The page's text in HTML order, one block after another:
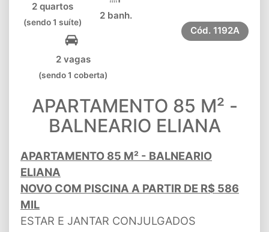
2 quartos
(sendo 1 suíte)
2 banh.
2 vagas
(sendo 1 coberta)
Cód. 1192A
APARTAMENTO 85 M² -
BALNEARIO ELIANA
APARTAMENTO 85 M² - BALNEARIO
ELIANA
NOVO COM PISCINA A PARTIR DE R$ 586
MIL
ESTAR E JANTAR CONJULGADOS